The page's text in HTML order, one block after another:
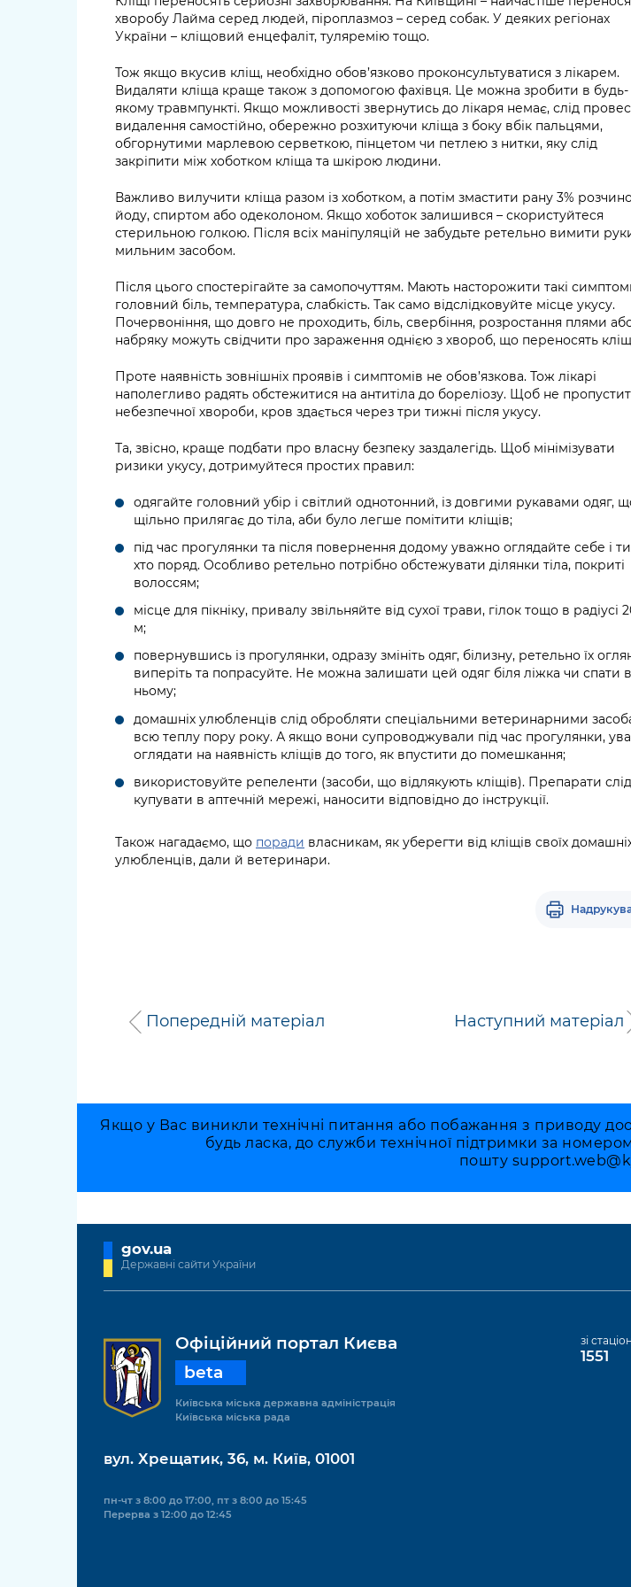
хворобу Лайма серед людей, піроплазмоз – серед собак. У деяких регіонах
України – кліщовий енцефаліт, туляремію тощо.
Тож якщо вкусив кліщ, необхідно обов’язково проконсультуватися з лікарем.
Видаляти кліща краще також з допомогою фахівця. Це можна зробити в будь-
якому травмпункті. Якщо можливості звернутись до лікаря немає, слід
видалення самостійно, обережно розхитуючи кліща з боку вбік пальцями,
обгорнутими марлевою серветкою, пінцетом чи петлею з нитки, яку слід
закріпити між хоботком кліща та шкірою людини.
Важливо вилучити кліща разом із хоботком, а потім змастити рану 3%
йоду, спиртом або одеколоном. Якщо хоботок залишився – скористуйтеся
стерильною голкою. Після всіх маніпуляцій не забудьте ретельно вимити
мильним засобом.
Після цього спостерігайте за самопочуттям. Мають насторожити такі
головний біль, температура, слабкість. Так само відслідковуйте місце укусу.
Почервоніння, що довго не проходить, біль, свербіння, розростання плями
набряку можуть свідчити про зараження однією з хвороб, що переносять
Проте наявність зовнішніх проявів і симптомів не обов’язкова. Тож лікарі
наполегливо радять обстежитися на антитіла до бореліозу. Щоб не
небезпечної хвороби, кров здається через три тижні після укусу.
Та, звісно, краще подбати про власну безпеку заздалегідь. Щоб мінімізувати
ризики укусу, дотримуйтеся простих правил:
одягайте головний убір і світлий однотонний, із довгими рукавами одяг,
щільно прилягає до тіла, аби було легше помітити кліщів;
під час прогулянки та після повернення додому уважно оглядайте себе і
хто поряд. Особливо ретельно потрібно обстежувати ділянки тіла, покриті
волоссям;
місце для пікніку, привалу звільняйте від сухої трави, гілок тощо в радіусі
м;
повернувшись із прогулянки, одразу змініть одяг, білизну, ретельно їх
виперіть та попрасуйте. Не можна залишати цей одяг біля ліжка чи спати в
ньому;
домашніх улюбленців слід обробляти спеціальними ветеринарними
всю теплу пору року. А якщо вони супроводжували під час прогулянки,
оглядати на наявність кліщів до того, як впустити до помешкання;
використовуйте репеленти (засоби, що відлякують кліщів). Препарати слід
купувати в аптечній мережі, наносити відповідно до інструкції.
Також нагадаємо, що поради власникам, як уберегти від кліщів своїх
улюбленців, дали й ветеринари.
Попередній матеріал Наступний матеріал
Якщо у Вас виникли технічні питання або побажання з приводу
будь ласка, до служби технічної підтримки за
пошту
gov.ua
Державні сайти України
Офіційний портал Києва
beta
Київська міська державна адміністрація
Київська міська рада
вул. Хрещатик, 36, м. Київ, 01001
пн-чт з 8:00 до 17:00, пт з 8:00 до 15:45
Перерва з 12:00 до 12:45
зі
1551